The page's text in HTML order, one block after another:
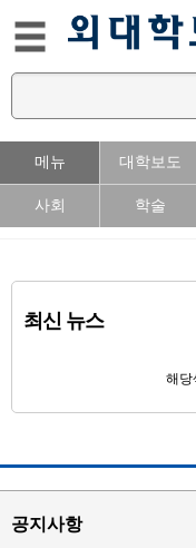
메뉴 대학보도
사회 학술
최신 뉴스
해당
공지사항